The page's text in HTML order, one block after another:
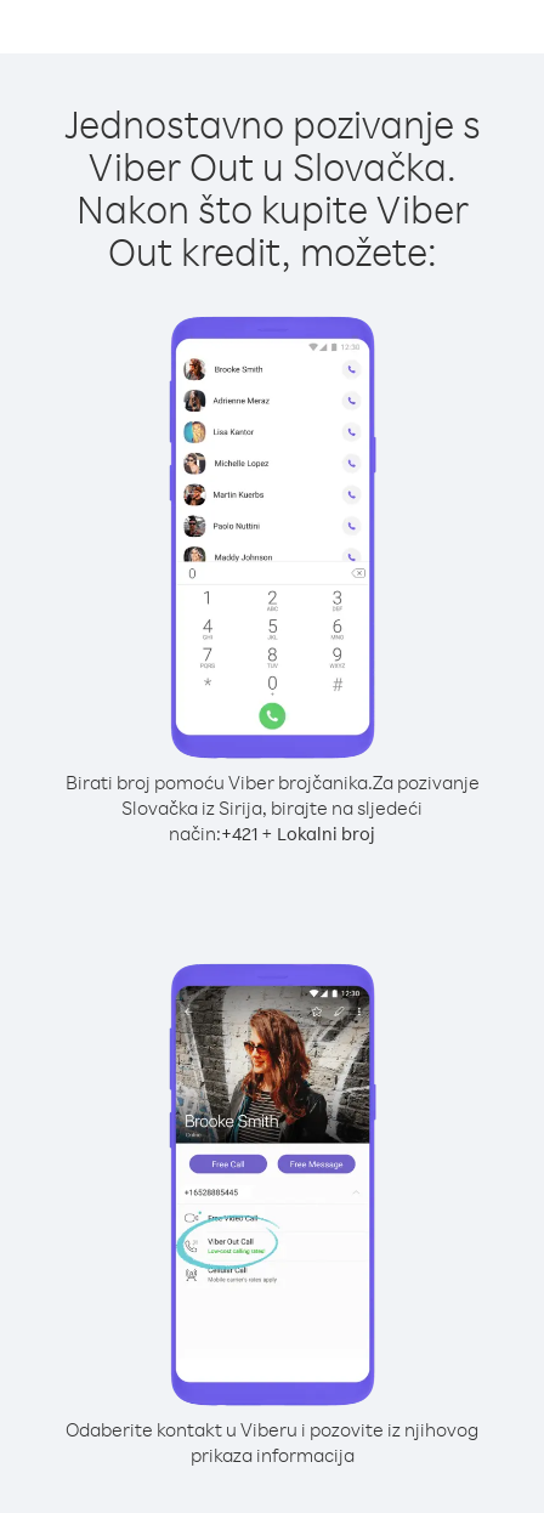
Jednostavno pozivanje s
Viber Out u Slovačka.
Nakon što kupite Viber
Out kredit, možete:
Birati broj pomoću Viber brojčanika.Za pozivanje
Slovačka iz Sirija, birajte na sljedeći
način:+421 + Lokalni broj
Odaberite kontakt u Viberu i pozovite iz njihovog
prikaza informacija